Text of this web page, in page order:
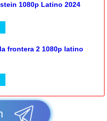
1080p Latino 2024
frontera 2 1080p latino